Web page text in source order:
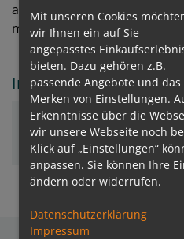
antiken Beiruts in das im
moderne Beirut.
In welchem Land/Insel
Libanon
Mit unseren Cookies
wir Ihnen ein auf Sie
angepasstes
bieten. Dazu gehören z.B.
passende Angebote und das
Merken von Einstellungen.
Erkenntnisse über die
wir unsere Webseite noch
Klick auf „Einstellungen“
anpassen. Sie können Ihre
ändern oder widerrufen.
Datenschutzerklärung
Impressum